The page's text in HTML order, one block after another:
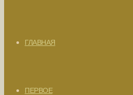
ГЛАВНАЯ
ПЕРВОЕ